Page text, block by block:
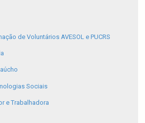
de Voluntários AVESOL e PUCRS
Sociais
e Trabalhadora